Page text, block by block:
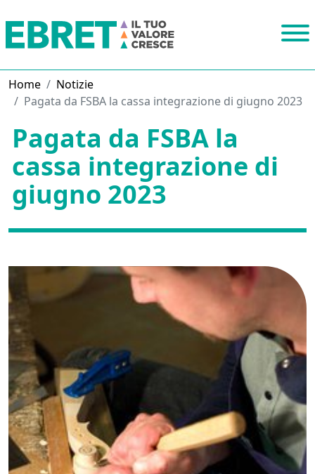
Home
Notizie
Pagata da FSBA la cassa integrazione di giugno 2023
Pagata da FSBA la
cassa integrazione di
giugno 2023